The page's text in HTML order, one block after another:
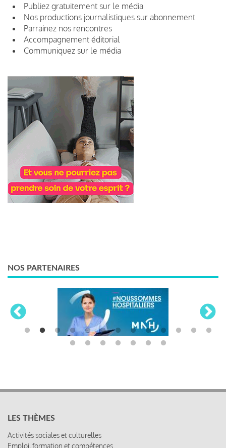
Publiez gratuitement sur le média
Nos productions journalistiques sur abonnement
Parrainez nos rencontres
Accompagnement éditorial
Communiquez sur le média
NOS PARTENAIRES
LES THÈMES
Activités sociales et culturelles
Emploi, formation et compétences